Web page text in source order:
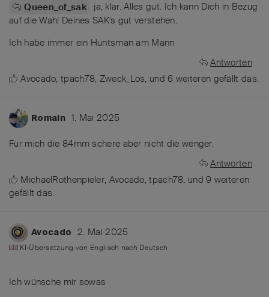
Queen_of_sak
ja, klar. Alles gut. Ich kann Dich in Bezug
auf die Wahl Deines SAK's gut verstehen.
Ich habe immer ein Huntsman am Mann
Antworten
Avocado,tpach78, Zweck_Los, und6 weiteren gefällt das.
Romain 1. Mai 2025
Für mich die 84mm schere aber nicht die wenger.
Antworten
MichaelRothenpieler, Avocado,tpach78, und9 weiteren
gefällt das.
Avocado 2. Mai 2025
KI-Übersetzung von Englisch nach Deutsch
Ich wünsche mir sowas